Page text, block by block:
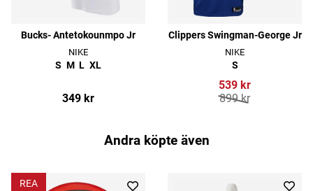
Bucks- Antetokounmpo Jr
NIKE
S M L XL
349 kr
Clippers Swingman-George Jr
NIKE
S
539 kr
899 kr
Andra köpte även
REA